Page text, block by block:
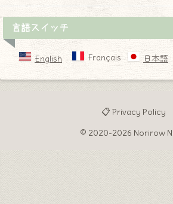
言語スイッチ
English Français 日本語
📋 Privacy Policy
© 2020-2026 Norirow